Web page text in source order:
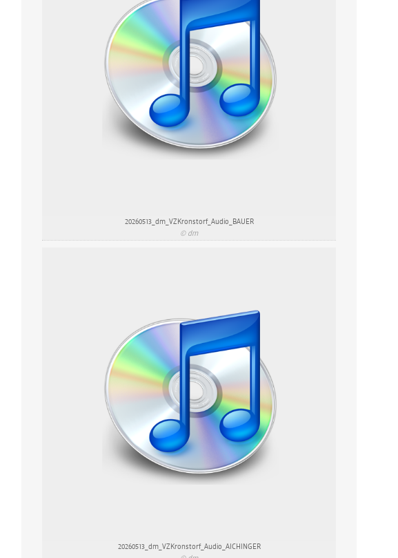
20260513_dm_VZKronstorf_Audio_BAUER
© dm
20260513_dm_VZKronstorf_Audio_AICHINGER